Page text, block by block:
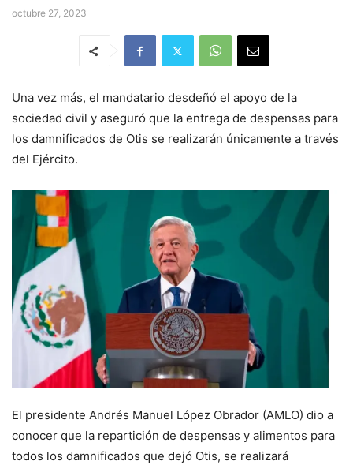
octubre 27, 2023
Una vez más, el mandatario desdeñó el apoyo de la
sociedad civil y aseguró que la entrega de despensas para
los damnificados de Otis se realizarán únicamente a través
del Ejército.
El presidente Andrés Manuel López Obrador (AMLO) dio a
conocer que la repartición de despensas y alimentos para
todos los damnificados que dejó Otis, se realizará